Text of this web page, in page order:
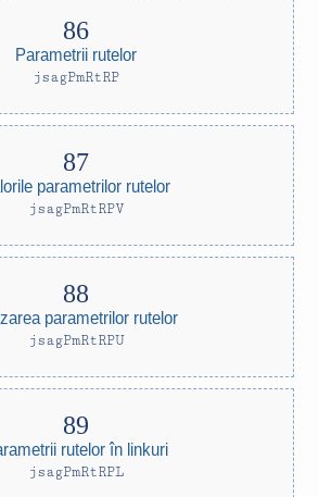
Parametrii rutelor
jsagPmRtRP
parametrilor rutelor
jsagPmRtRPV
parametrilor rutelor
jsagPmRtRPU
rutelor în linkuri
jsagPmRtRPL